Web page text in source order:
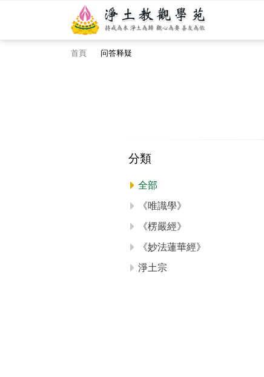
首頁 问答释疑
分類
全部
《唯識學》
《楞嚴經》
《妙法蓮華經》
淨土宗